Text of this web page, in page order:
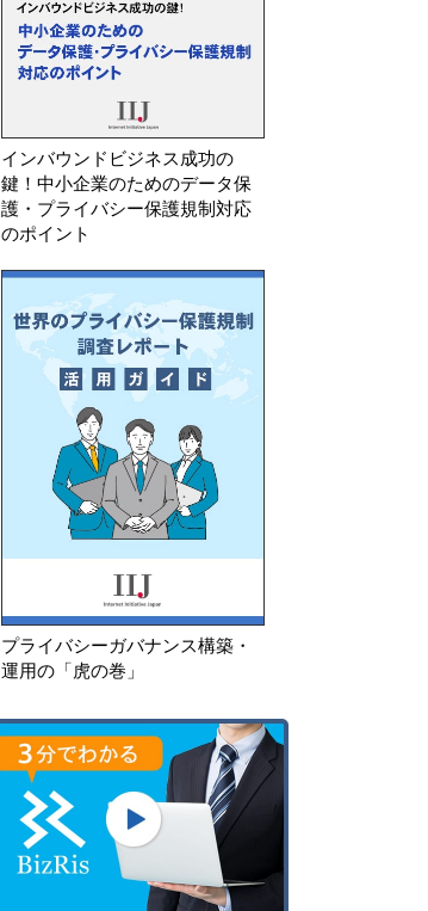
インバウンドビジネス成功の
鍵！中小企業のためのデータ保
護・プライバシー保護規制対応
のポイント
プライバシーガバナンス構築・
運用の「虎の巻」